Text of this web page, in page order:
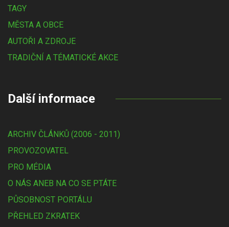
TAGY
MĚSTA A OBCE
AUTOŘI A ZDROJE
TRADIČNÍ A TÉMATICKÉ AKCE
Další informace
ARCHIV ČLÁNKŮ (2006 - 2011)
PROVOZOVATEL
PRO MÉDIA
O NÁS ANEB NA CO SE PTÁTE
PŮSOBNOST PORTÁLU
PŘEHLED ZKRATEK